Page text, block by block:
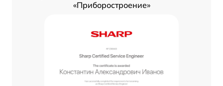
«Приборостроение»